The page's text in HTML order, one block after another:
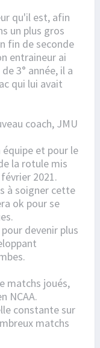
qu'il est, afin
un plus gros
fin de seconde
entraineur ai
3° année, il a
qui lui avait
coach, JMU
et pour le
la rotule mis
2021.
à soigner cette
ok pour se
devenir plus
matchs joués,
NCAA.
constante sur
matchs